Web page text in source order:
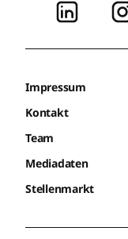
Impressum
Kontakt
Team
Mediadaten
Stellenmarkt